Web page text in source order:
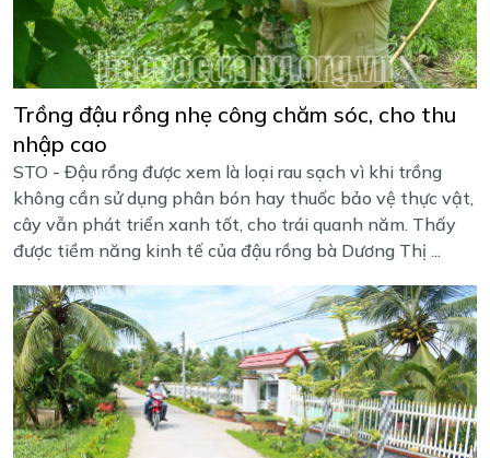
Trồng đậu rồng nhẹ công chăm sóc, cho thu
nhập cao
STO - Đậu rồng được xem là loại rau sạch vì khi trồng
không cần sử dụng phân bón hay thuốc bảo vệ thực vật,
cây vẫn phát triển xanh tốt, cho trái quanh năm. Thấy
được tiềm năng kinh tế của đậu rồng bà Dương Thị ...